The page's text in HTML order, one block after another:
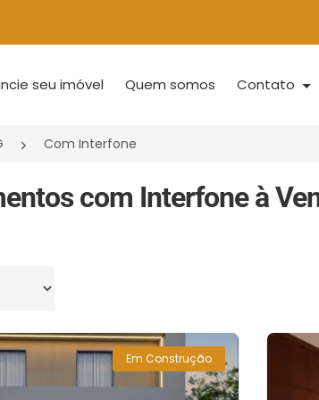
seu imóvel Quem somos Contato
Com Interfone
com Interfone à
Em Construção